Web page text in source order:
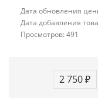
Дата обновления
Дата добавления
Просмотров: 491
2 750 ₽